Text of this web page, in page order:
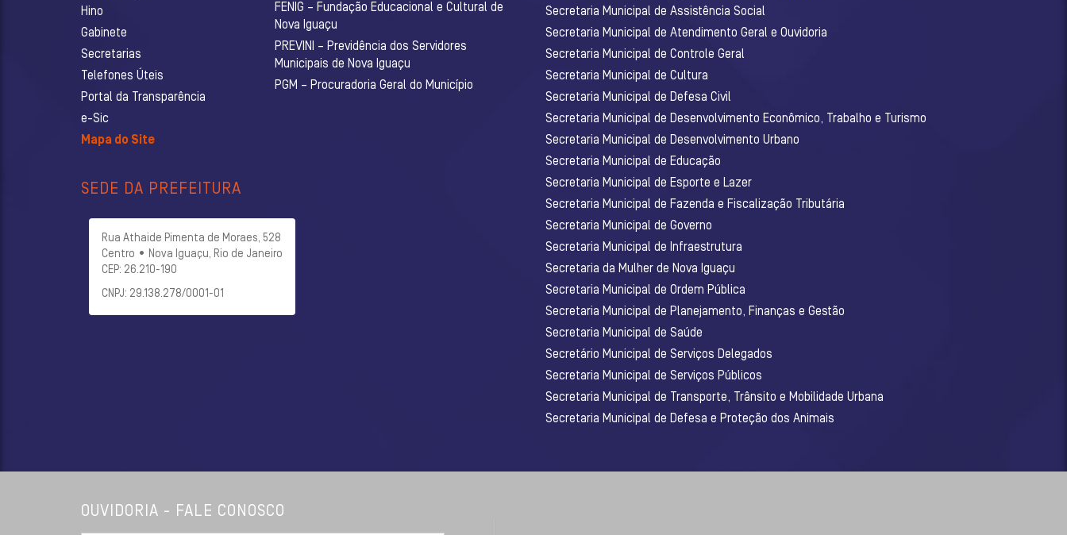
Hino
Gabinete
Secretarias
Telefones Úteis
Portal da Transparência
e-Sic
Mapa do Site
FENIG – Fundação Educacional e Cultural de
Nova Iguaçu
PREVINI – Previdência dos Servidores
Municipais de Nova Iguaçu
PGM – Procuradoria Geral do Município
SEDE DA PREFEITURA
Rua Athaide Pimenta de Moraes, 528
Centro • Nova Iguaçu, Rio de Janeiro
CEP: 26.210-190
CNPJ: 29.138.278/0001-01
Secretaria Municipal de Assistência Social
Secretaria Municipal de Atendimento Geral e Ouvidoria
Secretaria Municipal de Controle Geral
Secretaria Municipal de Cultura
Secretaria Municipal de Defesa Civil
Secretaria Municipal de Desenvolvimento Econômico, Trabalho e Turismo
Secretaria Municipal de Desenvolvimento Urbano
Secretaria Municipal de Educação
Secretaria Municipal de Esporte e Lazer
Secretaria Municipal de Fazenda e Fiscalização Tributária
Secretaria Municipal de Governo
Secretaria Municipal de Infraestrutura
Secretaria da Mulher de Nova Iguaçu
Secretaria Municipal de Ordem Pública
Secretaria Municipal de Planejamento, Finanças e Gestão
Secretaria Municipal de Saúde
Secretário Municipal de Serviços Delegados
Secretaria Municipal de Serviços Públicos
Secretaria Municipal de Transporte, Trânsito e Mobilidade Urbana
Secretaria Municipal de Defesa e Proteção dos Animais
OUVIDORIA - FALE CONOSCO